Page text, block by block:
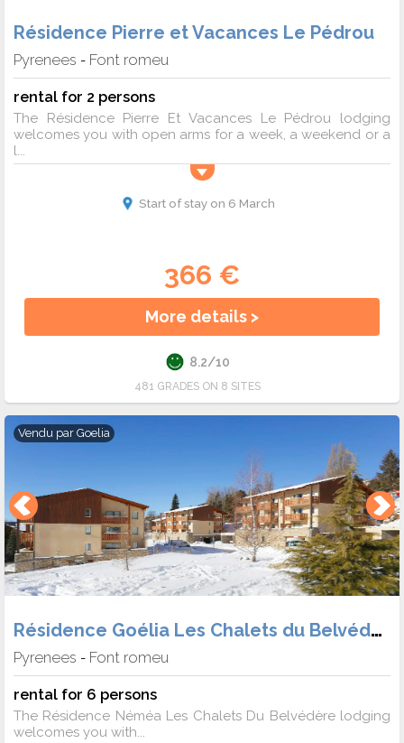
Résidence Pierre et Vacances Le Pédrou
Pyrenees - Font romeu
rental for 2 persons
The Résidence Pierre Et Vacances Le Pédrou lodging
welcomes you with open arms for a week, a weekend or a
l...
Start of stay on 6 March
366 €
More details >
8.2/10
481 GRADES ON 8 SITES
Vendu par Goelia
Résidence Goélia Les Chalets du Belvédère
Pyrenees - Font romeu
rental for 6 persons
The Résidence Néméa Les Chalets Du Belvédère lodging
welcomes you with...